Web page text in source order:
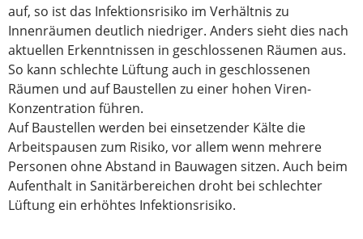
auf, so ist das Infektionsrisiko im Verhältnis zu
Innenräumen deutlich niedriger. Anders sieht dies nach
aktuellen Erkenntnissen in geschlossenen Räumen aus.
So kann schlechte Lüftung auch in geschlossenen
Räumen und auf Baustellen zu einer hohen Viren-
Konzentration führen.
Auf Baustellen werden bei einsetzender Kälte die
Arbeitspausen zum Risiko, vor allem wenn mehrere
Personen ohne Abstand in Bauwagen sitzen. Auch beim
Aufenthalt in Sanitärbereichen droht bei schlechter
Lüftung ein erhöhtes Infektionsrisiko.